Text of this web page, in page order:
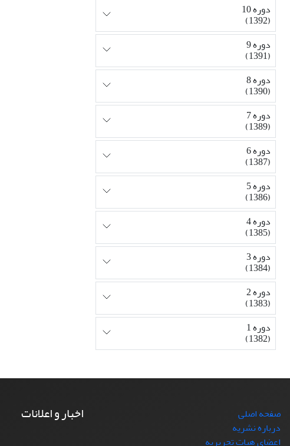
دوره 10
(1392)
دوره 9
(1391)
دوره 8
(1390)
دوره 7
(1389)
دوره 6
(1387)
دوره 5
(1386)
دوره 4
(1385)
دوره 3
(1384)
دوره 2
(1383)
دوره 1
(1382)
صفحه اصلی
درباره نشریه
اعضای هیات تحریریه
اخبار و اعلانات